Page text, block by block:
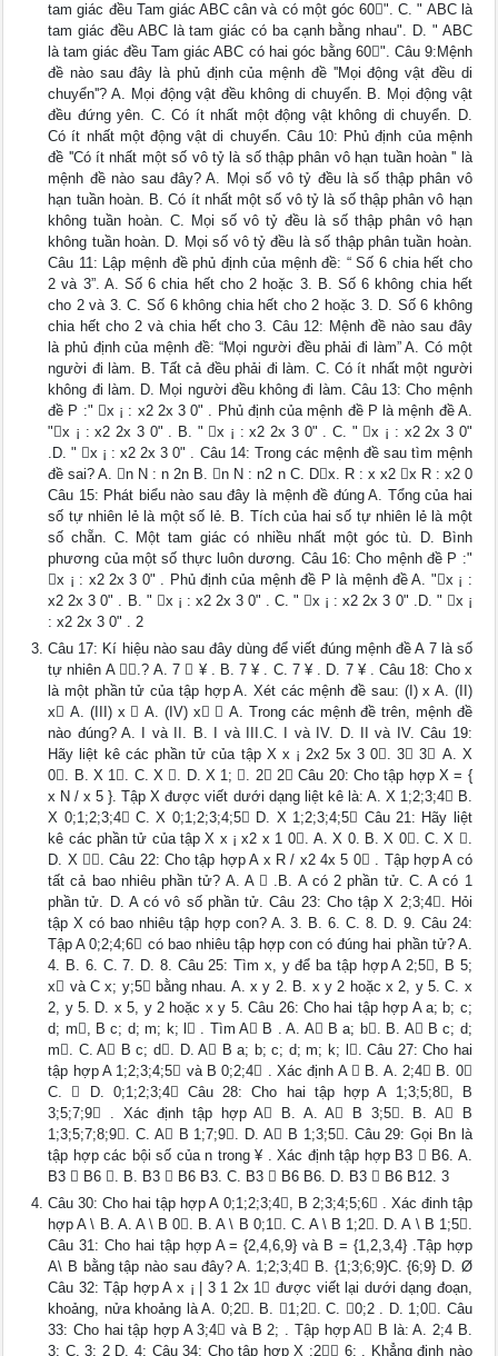
tam giác đều Tam giác ABC cân và có một góc 60". C. " ABC là
tam giác đều ABC là tam giác có ba cạnh bằng nhau". D. " ABC
là tam giác đều Tam giác ABC có hai góc bằng 60". Câu 9:Mệnh
đề nào sau đây là phủ định của mệnh đề ''Mọi động vật đều di
chuyển''? A. Mọi động vật đều không di chuyển. B. Mọi động vật
đều đứng yên. C. Có ít nhất một động vật không di chuyển. D.
Có ít nhất một động vật di chuyển. Câu 10: Phủ định của mệnh
đề ''Có ít nhất một số vô tỷ là số thập phân vô hạn tuần hoàn '' là
mệnh đề nào sau đây? A. Mọi số vô tỷ đều là số thập phân vô
hạn tuần hoàn. B. Có ít nhất một số vô tỷ là số thập phân vô hạn
không tuần hoàn. C. Mọi số vô tỷ đều là số thập phân vô hạn
không tuần hoàn. D. Mọi số vô tỷ đều là số thập phân tuần hoàn.
Câu 11: Lập mệnh đề phủ định của mệnh đề: “ Số 6 chia hết cho
2 và 3”. A. Số 6 chia hết cho 2 hoặc 3. B. Số 6 không chia hết
cho 2 và 3. C. Số 6 không chia hết cho 2 hoặc 3. D. Số 6 không
chia hết cho 2 và chia hết cho 3. Câu 12: Mệnh đề nào sau đây
là phủ định của mệnh đề: “Mọi người đều phải đi làm” A. Có một
người đi làm. B. Tất cả đều phải đi làm. C. Có ít nhất một người
không đi làm. D. Mọi người đều không đi làm. Câu 13: Cho mệnh
đề P :" x ¡ : x2 2x 3 0" . Phủ định của mệnh đề P là mệnh đề A.
"x ¡ : x2 2x 3 0" . B. " x ¡ : x2 2x 3 0" . C. " x ¡ : x2 2x 3 0"
.D. " x ¡ : x2 2x 3 0" . Câu 14: Trong các mệnh đề sau tìm mệnh
đề sai? A. n N : n 2n B. n N : n2 n C. Dx. R : x x2 x R : x2 0
Câu 15: Phát biểu nào sau đây là mệnh đề đúng A. Tổng của hai
số tự nhiên lẻ là một số lẻ. B. Tích của hai số tự nhiên lẻ là một
số chẵn. C. Một tam giác có nhiều nhất một góc tù. D. Bình
phương của một số thực luôn dương. Câu 16: Cho mệnh đề P :"
x ¡ : x2 2x 3 0" . Phủ định của mệnh đề P là mệnh đề A. "x ¡ :
x2 2x 3 0" . B. " x ¡ : x2 2x 3 0" . C. " x ¡ : x2 2x 3 0" .D. " x ¡
: x2 2x 3 0" . 2
Câu 17: Kí hiệu nào sau đây dùng để viết đúng mệnh đề A 7 là số
tự nhiên A .? A. 7  ¥ . B. 7 ¥ . C. 7 ¥ . D. 7 ¥ . Câu 18: Cho x
là một phần tử của tập hợp A. Xét các mệnh đề sau: (I) x A. (II)
x A. (III) x  A. (IV) x  A. Trong các mệnh đề trên, mệnh đề
nào đúng? A. I và II. B. I và III.C. I và IV. D. II và IV. Câu 19:
Hãy liệt kê các phần tử của tập X x ¡ 2x2 5x 3 0. 3 3 A. X
0. B. X 1. C. X . D. X 1; . 2 2 Câu 20: Cho tập hợp X = {
x N / x 5 }. Tập X được viết dưới dạng liệt kê là: A. X 1;2;3;4 B.
X 0;1;2;3;4 C. X 0;1;2;3;4;5 D. X 1;2;3;4;5 Câu 21: Hãy liệt
kê các phần tử của tập X x ¡ x2 x 1 0. A. X 0. B. X 0. C. X .
D. X . Câu 22: Cho tập hợp A x R / x2 4x 5 0 . Tập hợp A có
tất cả bao nhiêu phần tử? A. A  .B. A có 2 phần tử. C. A có 1
phần tử. D. A có vô số phần tử. Câu 23: Cho tập X 2;3;4. Hỏi
tập X có bao nhiêu tập hợp con? A. 3. B. 6. C. 8. D. 9. Câu 24:
Tập A 0;2;4;6 có bao nhiêu tập hợp con có đúng hai phần tử? A.
4. B. 6. C. 7. D. 8. Câu 25: Tìm x, y để ba tập hợp A 2;5, B 5;
x và C x; y;5 bằng nhau. A. x y 2. B. x y 2 hoặc x 2, y 5. C. x
2, y 5. D. x 5, y 2 hoặc x y 5. Câu 26: Cho hai tập hợp A a; b; c;
d; m, B c; d; m; k; l . Tìm A B . A. A B a; b. B. A B c; d;
m. C. A B c; d. D. A B a; b; c; d; m; k; l. Câu 27: Cho hai
tập hợp A 1;2;3;4;5 và B 0;2;4 . Xác định A  B. A. 2;4 B. 0
C.  D. 0;1;2;3;4 Câu 28: Cho hai tập hợp A 1;3;5;8, B
3;5;7;9 . Xác định tập hợp A B. A. A B 3;5. B. A B
1;3;5;7;8;9. C. A B 1;7;9. D. A B 1;3;5. Câu 29: Gọi Bn là
tập hợp các bội số của n trong ¥ . Xác định tập hợp B3  B6. A.
B3  B6 . B. B3  B6 B3. C. B3  B6 B6. D. B3  B6 B12. 3
Câu 30: Cho hai tập hợp A 0;1;2;3;4, B 2;3;4;5;6 . Xác đinh tập
hợp A \ B. A. A \ B 0. B. A \ B 0;1. C. A \ B 1;2. D. A \ B 1;5.
Câu 31: Cho hai tập hợp A = {2,4,6,9} và B = {1,2,3,4} .Tập hợp
A\ B bằng tập nào sau đây? A. 1;2;3;4 B. {1;3;6;9}C. {6;9} D. Ø
Câu 32: Tập hợp A x ¡ | 3 1 2x 1 được viết lại dưới dạng đoạn,
khoảng, nửa khoảng là A. 0;2. B. 1;2. C. 0;2 . D. 1;0. Câu
33: Cho hai tập hợp A 3;4 và B 2; . Tập hợp A B là: A. 2;4 B.
3; C. 3; 2 D. 4; Câu 34: Cho tập hợp X ;2 6; . Khẳng định nào